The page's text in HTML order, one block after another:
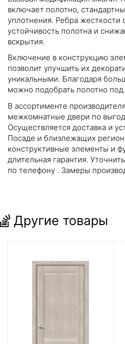
включает полотно,
уплотнения. Ребра жесткости
устойчивость полотна и
вскрытия.
Включение в конструкцию
позволит улучшить их
уникальными. Благодаря
можно подобрать полотно
В ассортименте
межкомнатные двери по
Осуществляется доставка и
Посаде и близлежащих
конструктивные элементы и
длительная гарантия.
по телефону . Замеры
Другие товары